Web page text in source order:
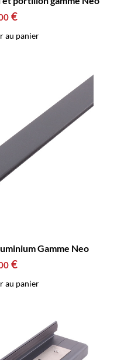
€
au panier
Gamme Neo
€
au panier